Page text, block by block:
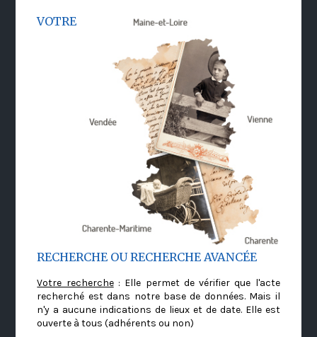
VOTRE
RECHERCHE OU RECHERCHE AVANCÉE
Votre recherche: Elle permet de vérifier que l'acte
recherché est dans notre base de données. Mais il
n'y a aucune indications de lieux et de date. Elle est
ouverte à tous (adhérents ou non)